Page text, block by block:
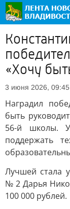
«Хочу
3 июня 2026, 09:45
Наградил
быть
56-й школы.
поддержать
Лучшей стала
№ 2 Дарья
100 000 рублей.